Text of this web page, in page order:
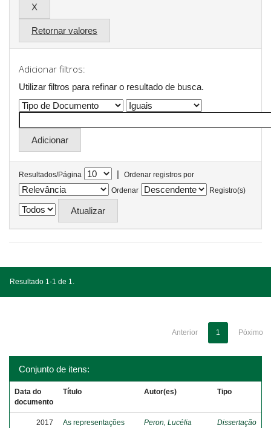
Retornar valores
Adicionar filtros:
Utilizar filtros para refinar o resultado de busca.
Resultados/Página |
Ordenar registros por
Ordenar
Registro(s)
Resultado 1-1 de 1.
Anterior 1 Póximo
Conjunto de itens:
Data do
documento
Título Autor(es) Tipo
2017
As representações
Peron, Lucélia Dissertação